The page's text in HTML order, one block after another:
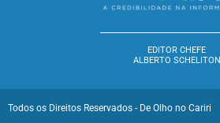
EDITOR CHEFE
ALBERTO SCHELITON
Todos os Direitos Reservados - De Olho no Cariri